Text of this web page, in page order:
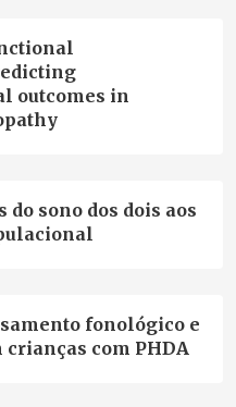
outcomes in
sono dos dois aos
fonológico e
crianças com PHDA